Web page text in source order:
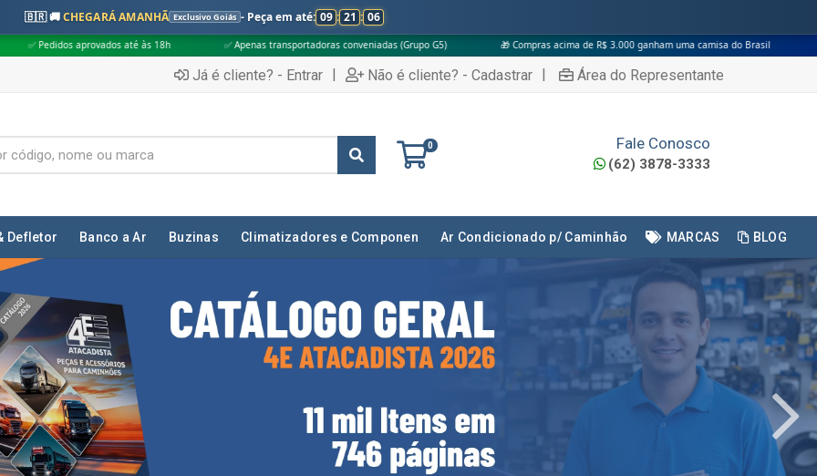
🇧🇷 🚚CHEGARÁ AMANHÃ Exclusivo Goiás - Peça em até: 09 : 21 : 04
às 18h ✅ Apenas transportadoras conveniadas (Grupo G5) 🎁 Compras acima de R$ 3.000 ganham uma camisa do Brasil
Já é cliente? - Entrar | Não é cliente? - Cadastrar | Área do Representante
0 Fale Conosco
(62) 3878-3333
Defletor Banco a Ar Buzinas Climatizadores e Componen Ar Condicionado p/ Caminhão MARCAS BLOG